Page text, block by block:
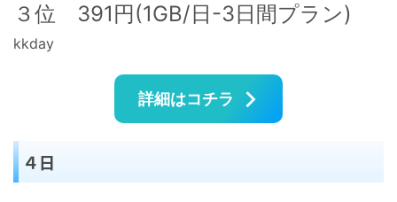
３位 391円(1GB/日-3日間プラン)
kkday
詳細はコチラ
４日